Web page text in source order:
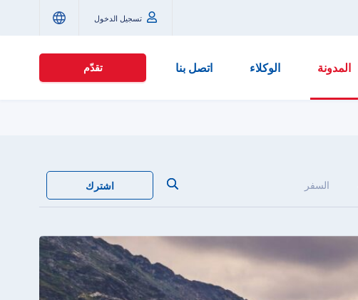
تسجيل الدخول
المدونة الوكلاء اتصل بنا تقدّم
السفر اشترك